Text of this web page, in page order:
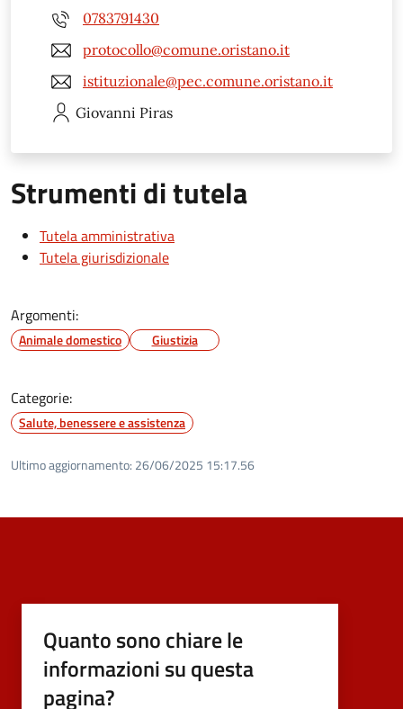
0783791430
protocollo@comune.oristano.it
istituzionale@pec.comune.oristano.it
Giovanni Piras
Strumenti di tutela
Tutela amministrativa
Tutela giurisdizionale
Argomenti:
Animale domestico Giustizia
Categorie:
Salute, benessere e assistenza
Ultimo aggiornamento: 26/06/2025 15:17.56
Quanto sono chiare le
informazioni su questa
pagina?